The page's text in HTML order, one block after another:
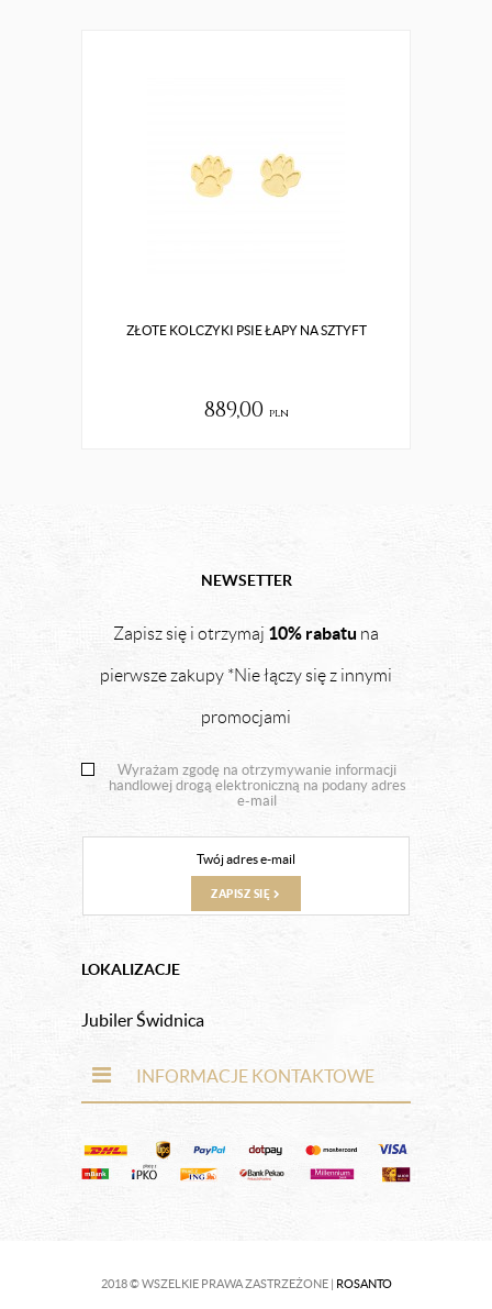
ZŁOTE KOLCZYKI PSIE ŁAPY NA SZTYFT
889,00 pln
NEWSETTER
Zapisz się i otrzymaj 10% rabatu na
pierwsze zakupy *Nie łączy się z innymi
promocjami
Wyrażam zgodę na otrzymywanie informacji
handlowej drogą elektroniczną na podany adres
e-mail
ZAPISZ SIĘ
LOKALIZACJE
Jubiler Świdnica
INFORMACJE KONTAKTOWE
2018 © WSZELKIE PRAWA ZASTRZEŻONE | ROSANTO